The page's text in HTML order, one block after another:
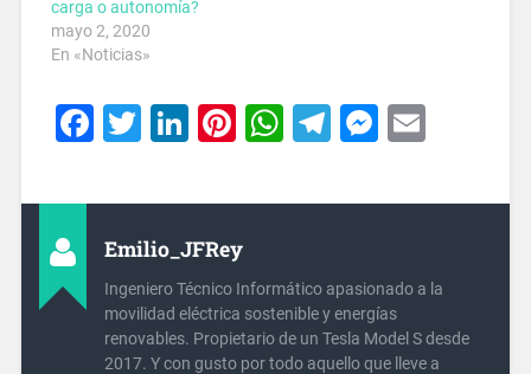
carga o autonomía?
mayo 2, 2020
En «Noticias»
Facebook
Twitter
LinkedIn
Pinterest
WhatsApp
Telegram
Email
Emilio_JFRey
Ingeniero Técnico Informático apasionado a la
movilidad eléctrica sostenible y energías
renovables. Propietario de un Tesla Model S desde
2017. Y con gusto por todo aquello que lleve a